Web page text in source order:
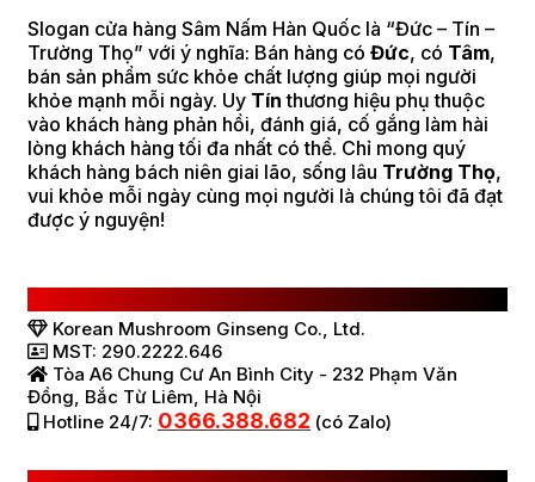
Slogan cửa hàng Sâm Nấm Hàn Quốc là “Đức – Tín –
Trường Thọ” với ý nghĩa: Bán hàng có Đức, có Tâm,
bán sản phẩm sức khỏe chất lượng giúp mọi người
khỏe mạnh mỗi ngày. Uy Tín thương hiệu phụ thuộc
vào khách hàng phản hồi, đánh giá, cố gắng làm hài
lòng khách hàng tối đa nhất có thể. Chỉ mong quý
khách hàng bách niên giai lão, sống lâu Trường Thọ,
vui khỏe mỗi ngày cùng mọi người là chúng tôi đã đạt
được ý nguyện!
Korean Mushroom Ginseng Co., Ltd.
MST: 290.2222.646
Tòa A6 Chung Cư An Bình City - 232 Phạm Văn
Đồng, Bắc Từ Liêm, Hà Nội
Hotline 24/7: 0366.388.682 (có Zalo)